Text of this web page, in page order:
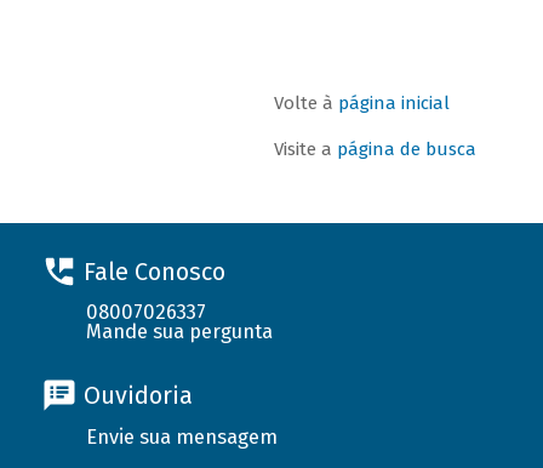
Volte à página inicial
Visite a página de busca
Fale Conosco
08007026337
Mande sua pergunta
Ouvidoria
Envie sua mensagem